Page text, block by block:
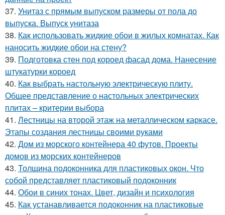
37. Унитаз с прямым выпуском размеры от пола до
выпуска. Выпуск унитаза
38. Как использовать жидкие обои в жилых комнатах. Как
наносить жидкие обои на стену?
39. Подготовка стен под короед фасад дома. Нанесение
штукатурки короед
40. Как выбрать настольную электрическую плиту.
Общее представление о настольных электрических
плитах – критерии выбора
41. Лестницы на второй этаж на металлическом каркасе.
Этапы создания лестницы своими руками
42. Дом из морского контейнера 40 футов. Проекты
домов из морских контейнеров
43. Толщина подоконника для пластиковых окон. Что
собой представляет пластиковый подоконник
44. Обои в синих тонах. Цвет, дизайн и психология
45. Как устанавливается подоконник на пластиковые